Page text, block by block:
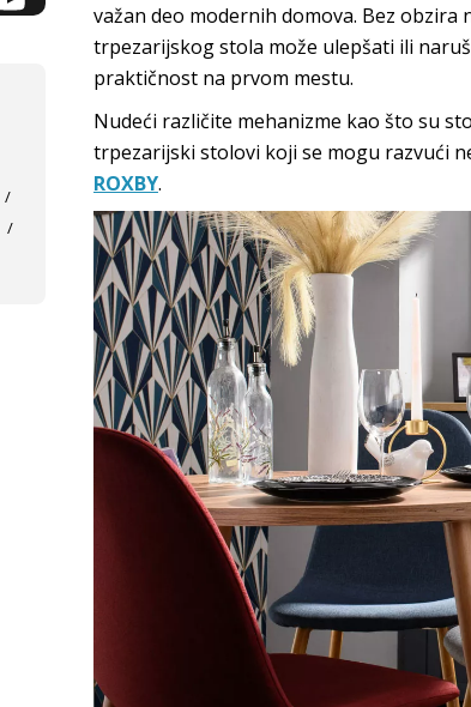
važan deo modernih domova. Bez
trpezarijskog stola može ulepšati ili
praktičnost na prvom mestu.
Nudeći različite mehanizme kao što su
trpezarijski stolovi koji se mogu razvući
ROXBY.